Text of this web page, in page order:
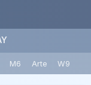
M6 Arte W9